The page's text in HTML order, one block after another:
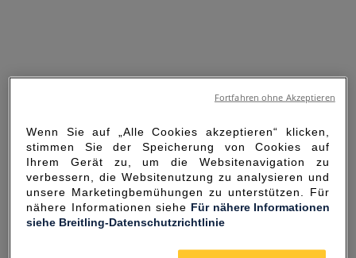
SORRY FOR THE
Wenn Sie auf „Alle Cookies akzeptieren“ klicken,
stimmen Sie der Speicherung von Cookies auf
Ihrem Gerät zu, um die Websitenavigation zu
verbessern, die Websitenutzung zu analysieren und
unsere Marketingbemühungen zu unterstützen. Für
nähere Informationen siehe Für nähere Informationen
siehe Breitling-Datenschutzrichtlinie
Fortfahren ohne Akzeptieren